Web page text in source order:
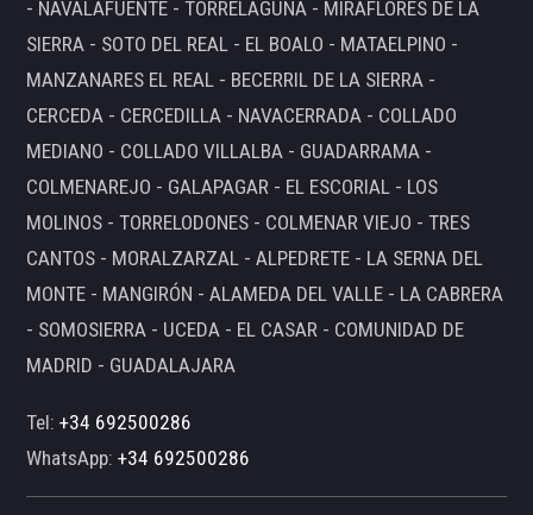
- NAVALAFUENTE - TORRELAGUNA - MIRAFLORES DE LA
SIERRA - SOTO DEL REAL - EL BOALO - MATAELPINO -
MANZANARES EL REAL - BECERRIL DE LA SIERRA -
CERCEDA - CERCEDILLA - NAVACERRADA - COLLADO
MEDIANO - COLLADO VILLALBA - GUADARRAMA -
COLMENAREJO - GALAPAGAR - EL ESCORIAL - LOS
MOLINOS - TORRELODONES - COLMENAR VIEJO - TRES
CANTOS - MORALZARZAL - ALPEDRETE - LA SERNA DEL
MONTE - MANGIRÓN - ALAMEDA DEL VALLE - LA CABRERA
- SOMOSIERRA - UCEDA - EL CASAR - COMUNIDAD DE
MADRID - GUADALAJARA
Tel:+34 692500286
WhatsApp:+34 692500286